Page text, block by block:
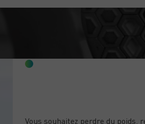
Vous souhaitez perdre du poids,